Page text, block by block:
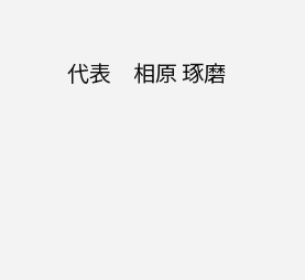
代表 相原 琢磨